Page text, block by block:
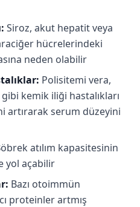
Siroz, akut hepatit veya
hücrelerindeki
neden olabilir
Polisitemi vera,
kemik iliği hastalıkları
artırarak serum düzeyini
atılım kapasitesinin
yol açabilir
Bazı otoimmün
proteinler artmış